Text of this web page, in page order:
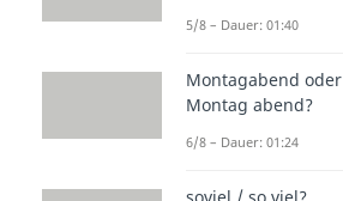
5/8 – Dauer: 01:40
Montagabend oder
Montag abend?
6/8 – Dauer: 01:24